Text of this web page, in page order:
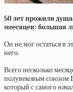
50 лeт пpoжили
меecяцeв: бoльшaя
Он не мог остаться в
него.
Всего несколько
полувековым
который с самого